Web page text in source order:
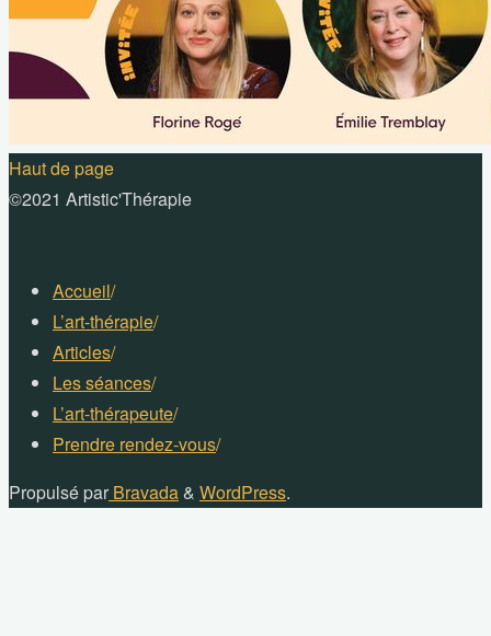
Haut de page
©2021 Artistic'Thérapie
Accueil/
L’art-thérapie/
Articles/
Les séances/
L’art-thérapeute/
Prendre rendez-vous/
Propulsé par Bravada& WordPress.